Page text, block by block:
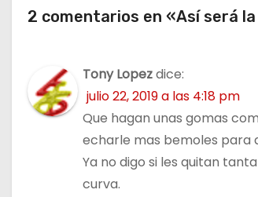
n
2 comentarios en «Así será
Tony Lopezdice:
julio 22, 2019 a las 4:18 pm
Que hagan unas gomas
echarle mas bemoles para
Ya no digo si les quitan
curva.